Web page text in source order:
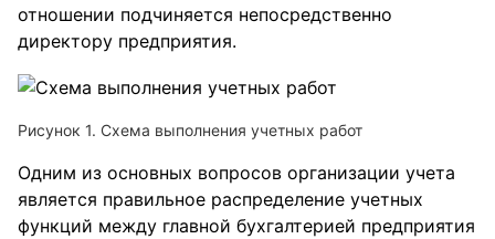
отношении подчиняется непосредственно
директору предприятия.
Рисунок 1. Схема выполнения учетных работ
Одним из основных вопросов организации учета
является правильное распределение учетных
функций между главной бухгалтерией предприятия